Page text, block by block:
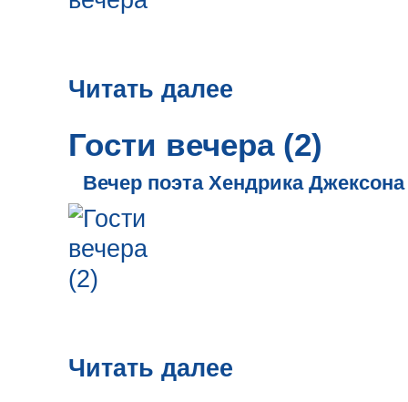
Читать далее
Гости вечера (2)
Вечер поэта Хендрика Джексона
Читать далее